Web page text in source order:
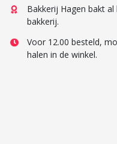
Bakkerij Hagen bakt
bakkerij.
Voor 12.00 besteld,
halen in de winkel.